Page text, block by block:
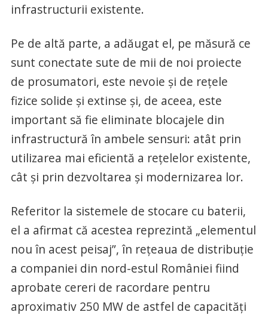
infrastructurii existente.
Pe de altă parte, a adăugat el, pe măsură ce
sunt conectate sute de mii de noi proiecte
de prosumatori, este nevoie şi de reţele
fizice solide şi extinse şi, de aceea, este
important să fie eliminate blocajele din
infrastructură în ambele sensuri: atât prin
utilizarea mai eficientă a reţelelor existente,
cât şi prin dezvoltarea şi modernizarea lor.
Referitor la sistemele de stocare cu baterii,
el a afirmat că acestea reprezintă „elementul
nou în acest peisaj”, în reţeaua de distribuţie
a companiei din nord-estul României fiind
aprobate cereri de racordare pentru
aproximativ 250 MW de astfel de capacităţi